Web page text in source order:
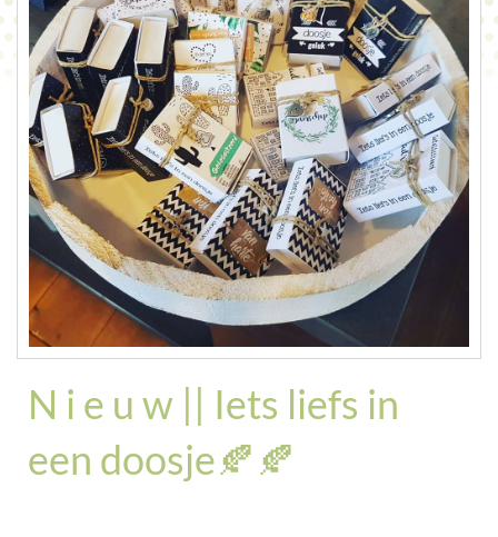
N i e u w || Iets liefs in
een doosje🍂🍂
CONTACT